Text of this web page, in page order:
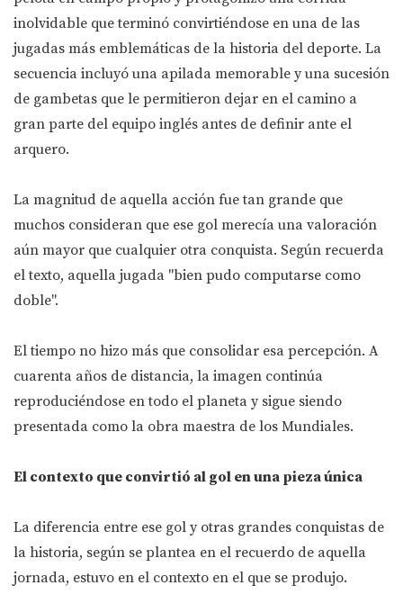
inolvidable que terminó convirtiéndose en una de las
jugadas más emblemáticas de la historia del deporte. La
secuencia incluyó una apilada memorable y una sucesión
de gambetas que le permitieron dejar en el camino a
gran parte del equipo inglés antes de definir ante el
arquero.
La magnitud de aquella acción fue tan grande que
muchos consideran que ese gol merecía una valoración
aún mayor que cualquier otra conquista. Según recuerda
el texto, aquella jugada "bien pudo computarse como
doble".
El tiempo no hizo más que consolidar esa percepción. A
cuarenta años de distancia, la imagen continúa
reproduciéndose en todo el planeta y sigue siendo
presentada como la obra maestra de los Mundiales.
El contexto que convirtió al gol en una pieza única
La diferencia entre ese gol y otras grandes conquistas de
la historia, según se plantea en el recuerdo de aquella
jornada, estuvo en el contexto en el que se produjo.